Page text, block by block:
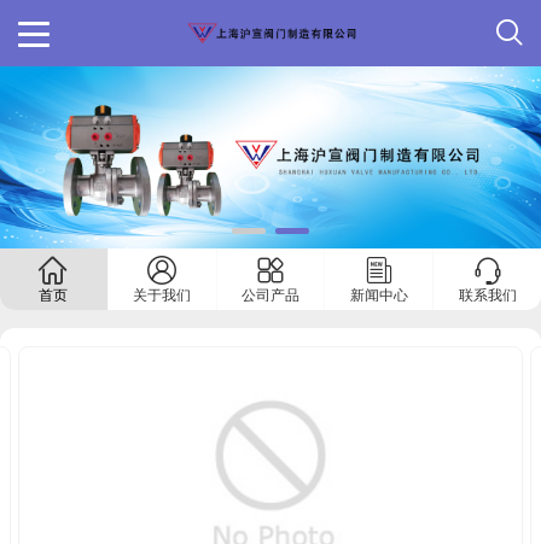
首页 关于我们 公司产品 新闻中心 联系我们